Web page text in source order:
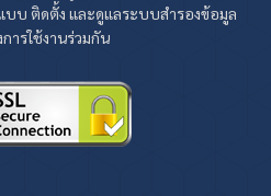
บ ติดตั้ง และดูแลระบบสำรองข้อมูล
ารใช้งานร่วมกัน